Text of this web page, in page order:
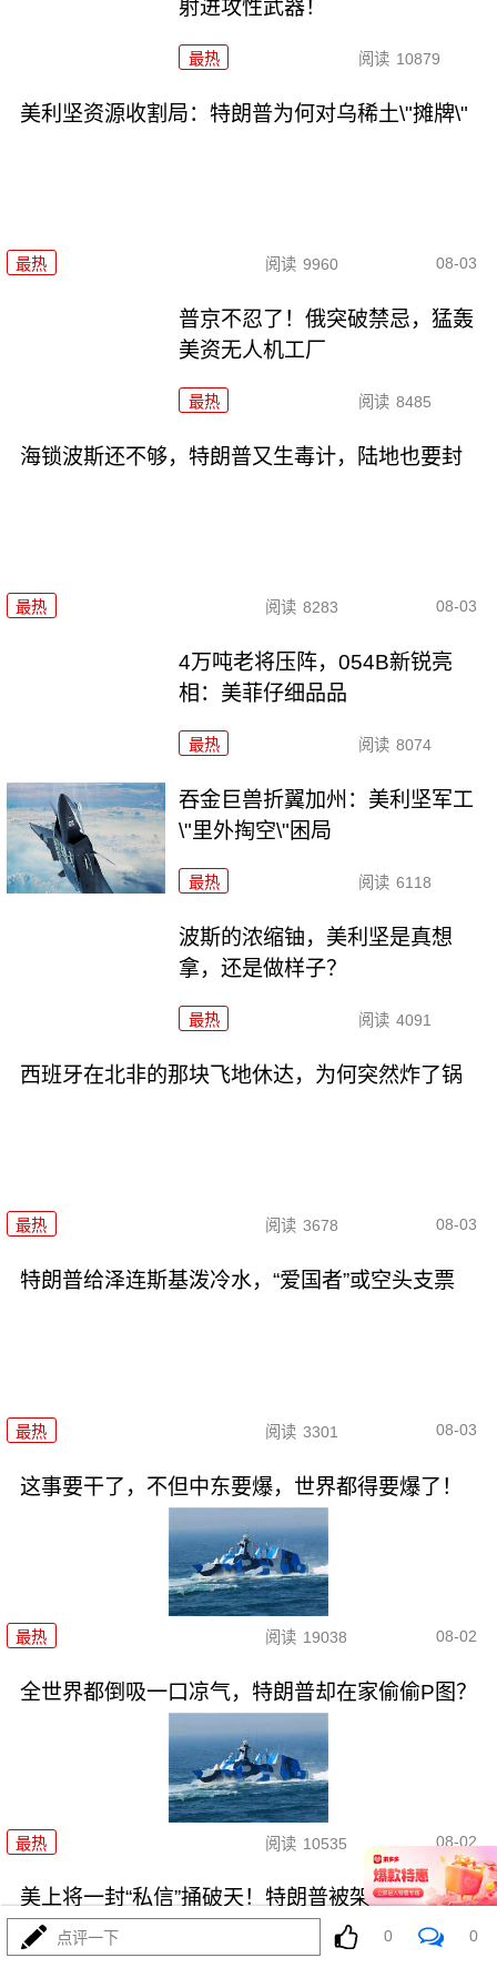
射进攻性武器！
最热 阅读 10879
美利坚资源收割局：特朗普为何对乌稀土\"摊牌\"
最热 阅读 9960 08-03
普京不忍了！俄突破禁忌，猛轰
美资无人机工厂
最热 阅读 8485
海锁波斯还不够，特朗普又生毒计，陆地也要封
最热 阅读 8283 08-03
4万吨老将压阵，054B新锐亮
相：美菲仔细品品
最热 阅读 8074
吞金巨兽折翼加州：美利坚军工
\"里外掏空\"困局
最热 阅读 6118
波斯的浓缩铀，美利坚是真想
拿，还是做样子？
最热 阅读 4091
西班牙在北非的那块飞地休达，为何突然炸了锅
最热 阅读 3678 08-03
特朗普给泽连斯基泼冷水，“爱国者”或空头支票
最热 阅读 3301 08-03
这事要干了，不但中东要爆，世界都得要爆了！
最热 阅读 19038 08-02
全世界都倒吸一口凉气，特朗普却在家偷偷P图？
最热 阅读 10535 08-02
美上将一封“私信”捅破天！特朗普被架在火上烤
点评一下 0 0